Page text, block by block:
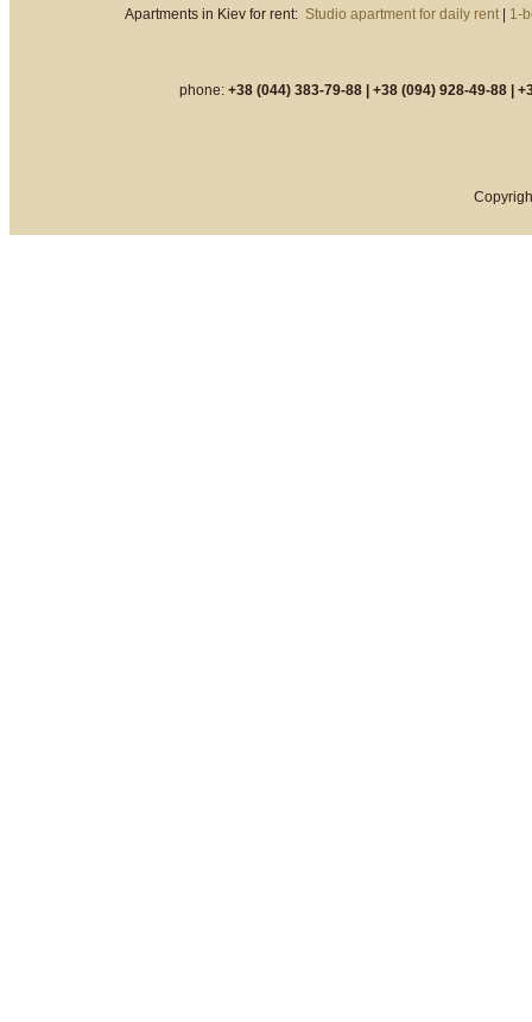
Apartments in Kiev for rent: Studio apartment for daily rent 1-
phone: +38 (044) 383-79-88 | +38 (094) 928-49-88 |